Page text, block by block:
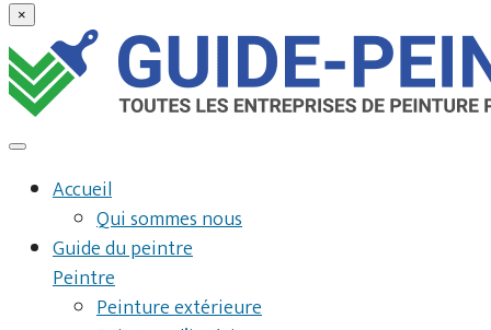
×
Accueil
Qui sommes nous
Guide du peintre
Peintre
Peinture extérieure